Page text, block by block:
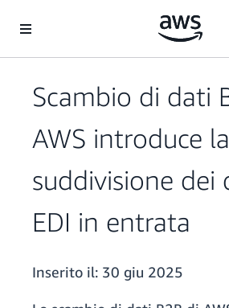
Scambio di dati
AWS introduce la
suddivisione dei
EDI in entrata
Inserito il: 30 giu 2025